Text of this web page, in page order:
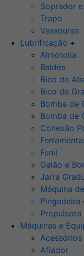
Soprador
Trapo
Vassouras
Lubrificação +
Almotolia
Baldes
Bico de
Bico de
Bomba de
Bomba de
Conexão
Funil
Galão e
Jarra
Máquina
Propulsora
Máquinas e
Afiador